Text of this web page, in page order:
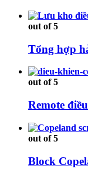
out of 5
Tổng hợp
out of 5
Remote
out of 5
Block